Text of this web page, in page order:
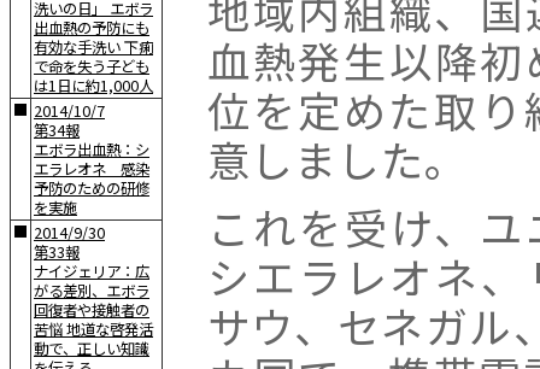
洗いの日」 エボラ
出血熱の予防にも
有効な手洗い 下痢
で命を失う子ども
は1日に約1,000人
■ 2014/10/7
第34報
エボラ出血熱：シ
エラレオネ 感染
予防のための研修
を実施
■ 2014/9/30
第33報
ナイジェリア：広
がる差別、エボラ
回復者や接触者の
苦悩 地道な啓発活
動で、正しい知識
血熱発生以降
位を定めた取
意しました。
これを受け、
シエラレオネ
サウ、セネガル